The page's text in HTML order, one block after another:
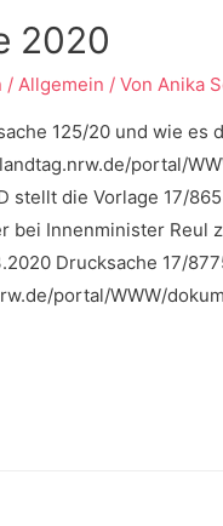
2020
/ Allgemein / Von Anika
125/20 und wie es
portal/
stellt die Vorlage 17/
bei Innenminister
Drucksache 17/
portal/WWW/